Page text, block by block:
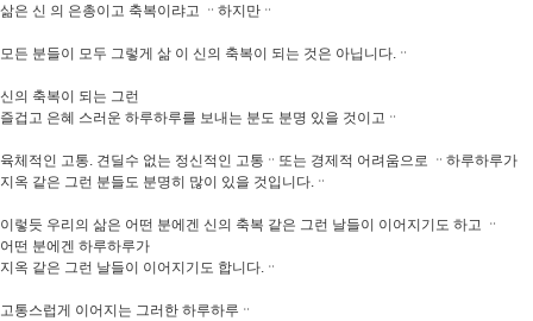
삶은 신 의 은총이고 축복이랴고 ᆢ하지만ᆢ
모든 분들이 모두 그렇게 삶 이 신의 축복이 되는 것은 아닙니다.ᆢ
신의 축복이 되는 그런
즐겁고 은혜 스러운 하루하루를 보내는 분도 분명 있을 것이고ᆢ
육체적인 고통. 견딜수 없는 정신적인 고통ᆢ또는 경제적 어려움으로 ᆢ하루하루가
지옥 같은 그런 분들도 분명히 많이 있을 것입니다.ᆢ
이렇듯 우리의 삶은 어떤 분에겐 신의 축복 같은 그런 날들이 이어지기도 하고 ᆢ
어떤 분에겐 하루하루가
지옥 같은 그런 날들이 이어지기도 합니다.ᆢ
고통스럽게 이어지는 그러한 하루하루ᆢ